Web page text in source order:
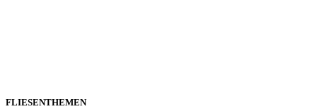
FLIESENTHEMEN